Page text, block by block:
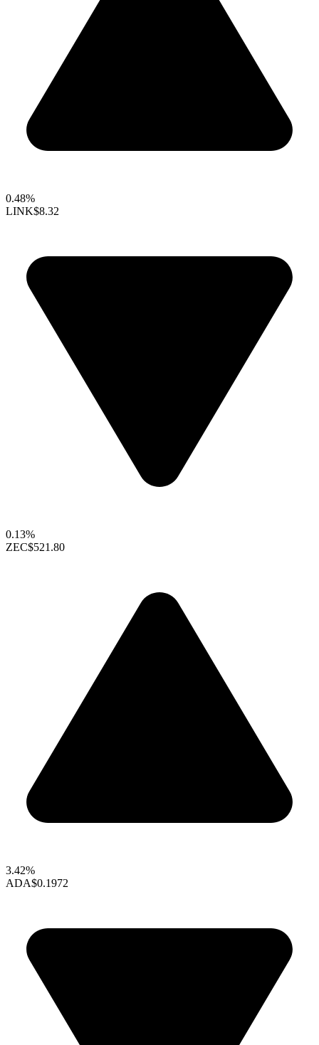
0.48%
LINK$8.32
0.13%
ZEC$521.80
3.42%
ADA$0.1972